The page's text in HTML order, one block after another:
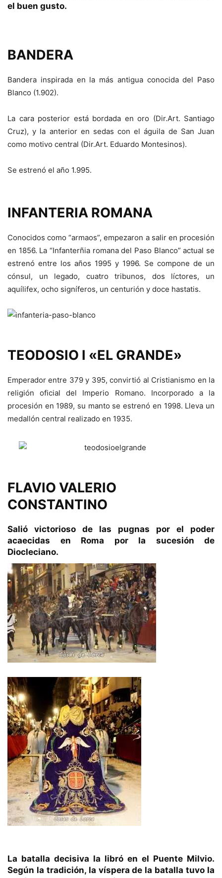
el buen gusto.
BANDERA
Bandera inspirada en la más antigua conocida del Paso
Blanco (1.902).
La cara posterior está bordada en oro (Dir.Art. Santiago
Cruz), y la anterior en sedas con el águila de San Juan
como motivo central (Dir.Art. Eduardo Montesinos).
Se estrenó el año 1.995.
INFANTERIA ROMANA
Conocidos como “armaos”, empezaron a salir en procesión
en 1856. La “Infanterñia romana del Paso Blanco” actual se
estrenó entre los años 1995 y 1996. Se compone de un
cónsul, un legado, cuatro tribunos, dos líctores, un
aquílifex, ocho signíferos, un centurión y doce hastatis.
TEODOSIO I «EL GRANDE»
Emperador entre 379 y 395, convirtió al Cristianismo en la
religión oficial del Imperio Romano. Incorporado a la
procesión en 1989, su manto se estrenó en 1998. Lleva un
medallón central realizado en 1935.
FLAVIO VALERIO
CONSTANTINO
Salió victorioso de las pugnas por el poder
acaecidas en Roma por la sucesión de
Diocleciano.
La batalla decisiva la libró en el Puente Milvio.
Según la tradición, la víspera de la batalla tuvo la